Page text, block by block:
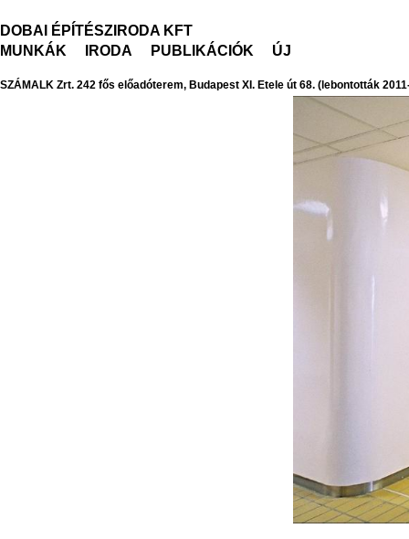
DOBAI ÉPÍTÉSZIRODA KFT
MUNKÁK
IRODA PUBLIKÁCIÓK ÚJ
SZÁMALK Zrt. 242 fős előadóterem, Budapest XI. Etele út 68. (lebontották